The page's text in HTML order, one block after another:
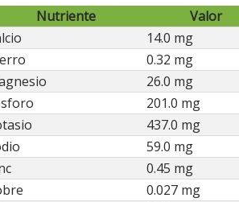
Nutriente
Valor
14.0 mg
0.32 mg
26.0 mg
201.0 mg
437.0 mg
59.0 mg
0.45 mg
0.027 mg